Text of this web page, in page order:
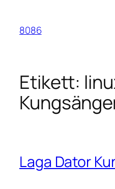
innehåll
8086
Etikett:
Laga Dator